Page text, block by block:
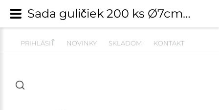
PRIHLÁSIŤ NOVINKY SKLADOM KONTAKT
Sada guličiek 200 ks Ø7cm - babyblue, biela, mäta, pastelovo ružová, pastelovo žltá | Vyskladaj si vlastnú zostavu | detskestany.sk